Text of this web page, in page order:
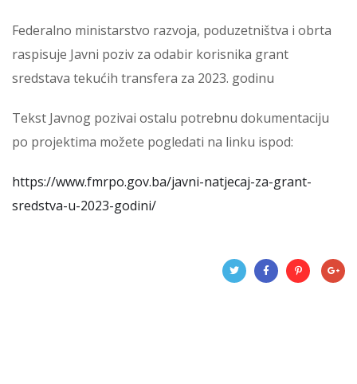
Federalno ministarstvo razvoja, poduzetništva i obrta
raspisuje Javni poziv za odabir korisnika grant
sredstava tekućih transfera za 2023. godinu
Tekst Javnog pozivai ostalu potrebnu dokumentaciju
po projektima možete pogledati na linku ispod:
https://www.fmrpo.gov.ba/javni-natjecaj-za-grant-
sredstva-u-2023-godini/